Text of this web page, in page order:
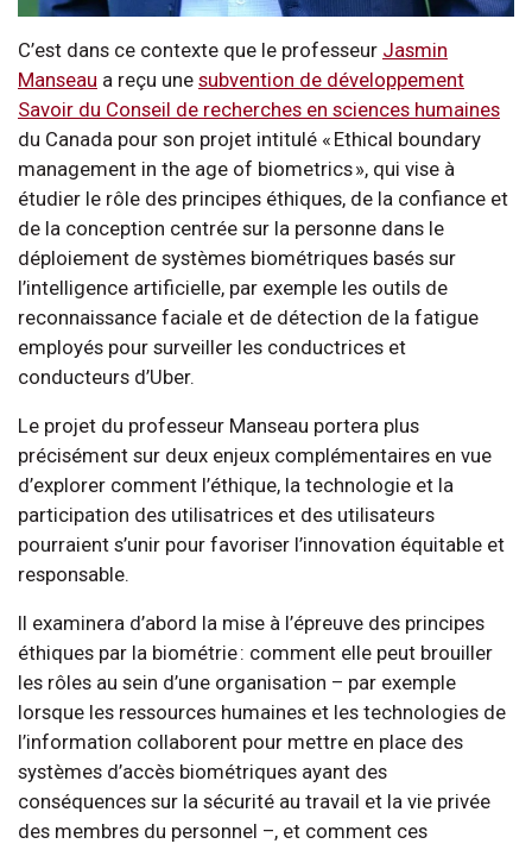
C’est dans ce contexte que le professeur Jasmin
Manseau a reçu une subvention de développement
Savoir du Conseil de recherches en sciences humaines
du Canada pour son projet intitulé « Ethical boundary
management in the age of biometrics », qui vise à
étudier le rôle des principes éthiques, de la confiance et
de la conception centrée sur la personne dans le
déploiement de systèmes biométriques basés sur
l’intelligence artificielle, par exemple les outils de
reconnaissance faciale et de détection de la fatigue
employés pour surveiller les conductrices et
conducteurs d’Uber.
Le projet du professeur Manseau portera plus
précisément sur deux enjeux complémentaires en vue
d’explorer comment l’éthique, la technologie et la
participation des utilisatrices et des utilisateurs
pourraient s’unir pour favoriser l’innovation équitable et
responsable.
Il examinera d’abord la mise à l’épreuve des principes
éthiques par la biométrie : comment elle peut brouiller
les rôles au sein d’une organisation – par exemple
lorsque les ressources humaines et les technologies de
l’information collaborent pour mettre en place des
systèmes d’accès biométriques ayant des
conséquences sur la sécurité au travail et la vie privée
des membres du personnel –, et comment ces